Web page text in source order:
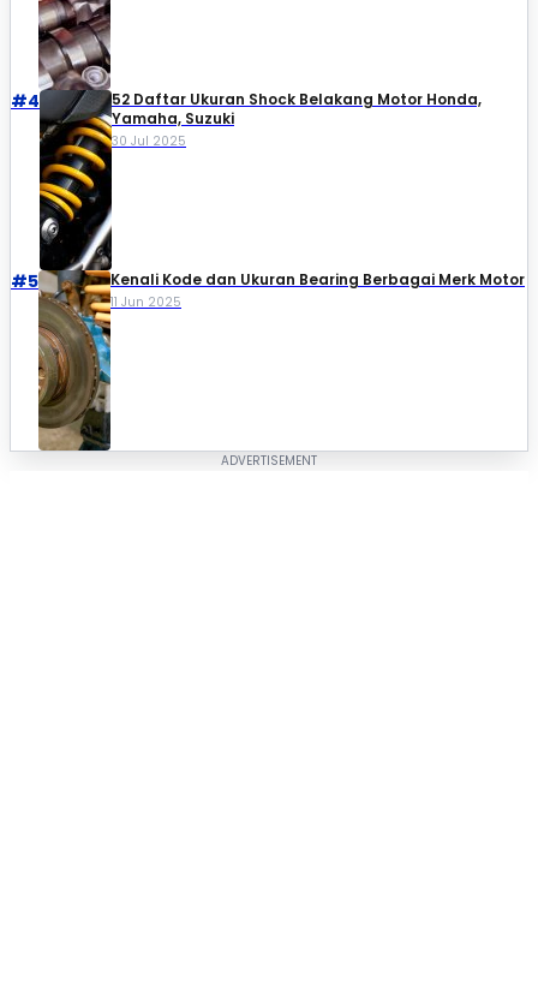
#4
52 Daftar Ukuran Shock Belakang Motor Honda,
Yamaha, Suzuki​
30 Jul 2025
#5 Kenali Kode dan Ukuran Bearing Berbagai Merk Motor
11 Jun 2025